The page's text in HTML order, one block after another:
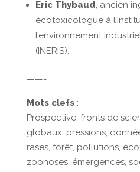
Eric Thybaud, ancien
écotoxicologue à l’
l’environnement
(INERIS).
——-
Mots clefs:
Prospective, fronts de
globaux, pressions,
rases, forêt, pollutions,
zoonoses, émergences,